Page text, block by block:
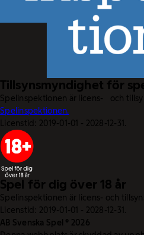
Tillsynsmyndighet för
Spelinspektionen är licens- och
Spelinspektionen.
Licenstid: 2019-01-01 - 2028-12-31.
Spel för dig över 18 år
Spelinspektionen är licens- och
Licenstid: 2019-01-01 - 2028-12-31.
AB Svenska Spel © 2026